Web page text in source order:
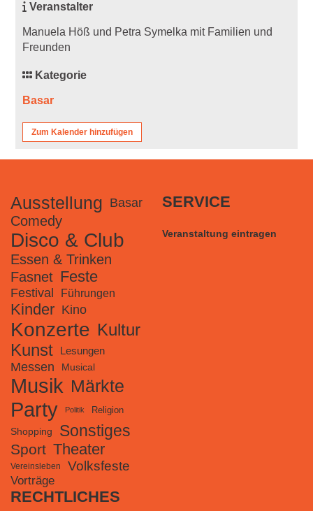
Veranstalter
Manuela Höß und Petra Symelka mit Familien und
Freunden
Kategorie
Basar
Zum Kalender hinzufügen
Ausstellung Basar
Comedy
Disco & Club
Essen & Trinken
Fasnet Feste
Festival Führungen
Kinder Kino
Konzerte Kultur
Kunst
Lesungen
Messen Musical
Musik Märkte
Party Politik Religion
Shopping Sonstiges
Sport Theater
Vereinsleben Volksfeste
Vorträge
SERVICE
Veranstaltung eintragen
RECHTLICHES